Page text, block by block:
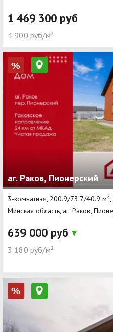
1 469 300 руб
4 900 руб/м²
%
аг. Раков, Пионерский
3-комнатная, 200.9/73.7/40.9 м2,
Минская область, аг. Раков,
639 000 руб
3 180 руб/м²
%